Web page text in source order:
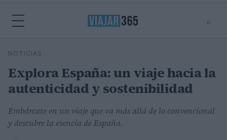
⌕
Buscar
NOTICIAS
Explora España: un viaje hacia la
autenticidad y sostenibilidad
Embárcate en un viaje que va más allá de lo convencional
y descubre la esencia de España.